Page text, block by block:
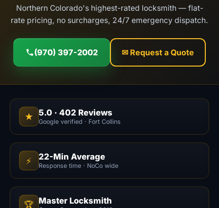
Northern Colorado's highest-rated locksmith — flat-
rate pricing, no surcharges, 24/7 emergency dispatch.
(970) 397-2002 ✉ Request a Quote
★ 5.0 · 402 Reviews
Google verified · Fort Collins
⚡ 22-Min Average
Response time · NoCo wide
🏆 Master Locksmith